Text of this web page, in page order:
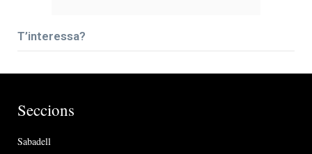
T’interessa?
Seccions
Sabadell